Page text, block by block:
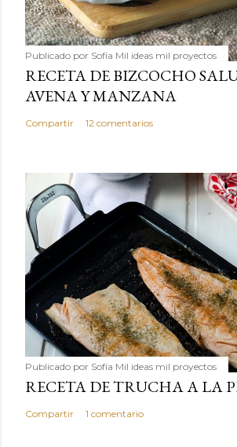
Publicado por Sofía Mil ideas mil proyectos
RECETA DE BIZCOCHO
AVENA Y MANZANA
Compartir 12 comentarios
Publicado por Sofía Mil ideas mil proyectos
RECETA DE TRUCHA A LA
Compartir 1 comentario